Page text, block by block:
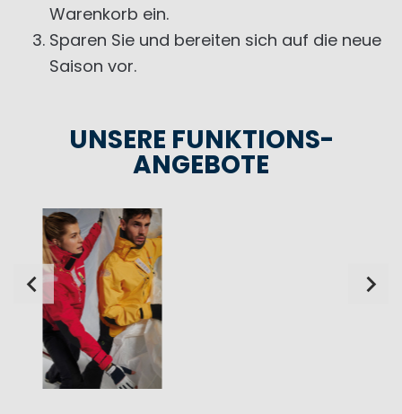
Warenkorb ein.
Sparen Sie und bereiten sich auf die neue
Saison vor.
UNSERE FUNKTIONS-
ANGEBOTE